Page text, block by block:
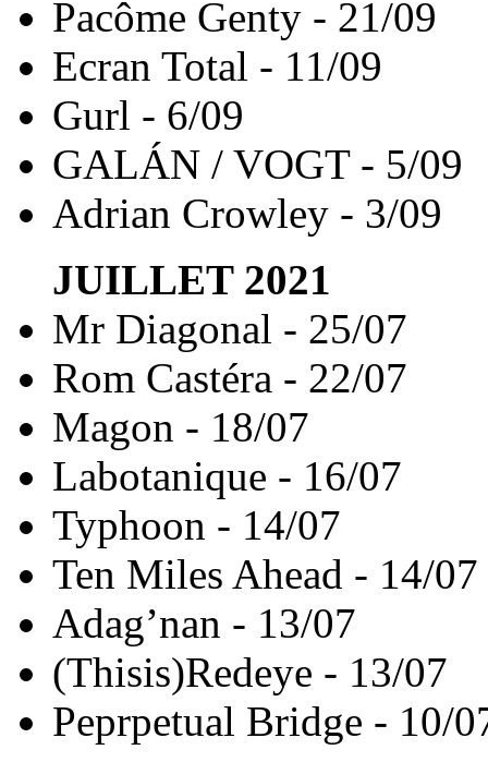
Pacôme Genty - 21/09
Ecran Total - 11/09
Gurl - 6/09
GALÁN / VOGT - 5/09
Adrian Crowley - 3/09
JUILLET2021
Mr Diagonal - 25/07
Rom Castéra - 22/07
Magon - 18/07
Labotanique - 16/07
Typhoon - 14/07
Ten Miles Ahead - 14/07
Adag’nan - 13/07
(Thisis)Redeye - 13/07
Peprpetual Bridge - 10/